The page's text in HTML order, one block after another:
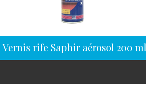
Vernis rife Saphir aérosol 200 ml